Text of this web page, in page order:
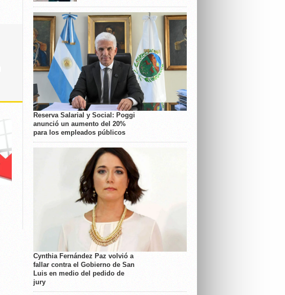
Reserva Salarial y Social: Poggi
anunció un aumento del 20%
para los empleados públicos
Cynthia Fernández Paz volvió a
fallar contra el Gobierno de San
Luis en medio del pedido de
jury